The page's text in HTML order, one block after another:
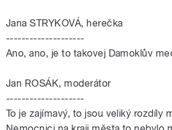
Jana STRYKOVÁ, herečka
--------------------
Ano, ano, je to takovej Damoklův
Jan ROSÁK, moderátor
--------------------
To je zajímavý, to jsou veliký rozdíly